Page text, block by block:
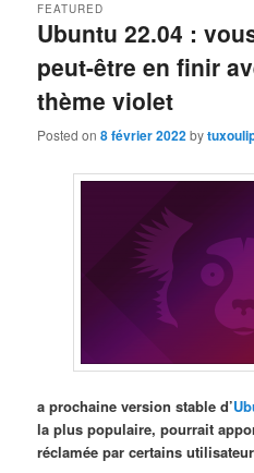
Ubuntu 22.04 :
peut-être en finir
thème violet
FEATURED
Posted on8 février 2022by
a prochaine version stable d’
la plus populaire, pourrait
réclamée par certains